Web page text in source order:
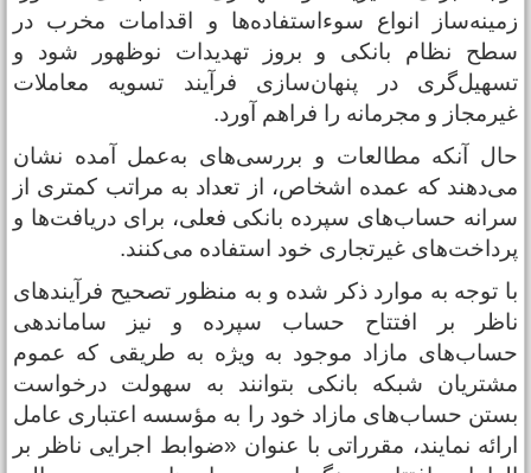
انواع سوء‌استفاده‌ها و اقدامات مخرب در
نظام بانکی و بروز تهدیدات نوظهور شود و
در پنهان‌سازی فرآیند تسویه معاملات
و مجرمانه را فراهم آورد.
آنکه مطالعات و بررسی‌های به‌عمل آمده نشان
که عمده اشخاص، از تعداد به مراتب کمتری از
حساب‌های سپرده بانکی فعلی، برای دریافت‌ها و
غیرتجاری خود استفاده می‌کنند.
توجه به موارد ذکر شده و به منظور تصحیح فرآیندهای
بر افتتاح حساب سپرده و نیز ساماندهی
مازاد موجود به ویژه به طریقی که عموم
شبکه بانکی بتوانند به سهولت درخواست
حساب‌های مازاد خود را به مؤسسه اعتباری عامل
نمایند، مقرراتی با عنوان «ضوابط اجرایی ناظر بر